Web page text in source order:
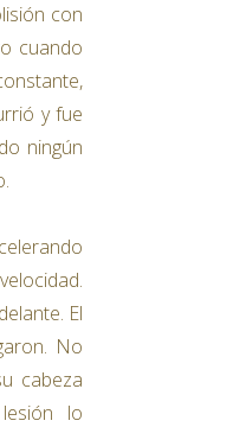
con
cuando
y fue
ningún
El
No
cabeza
lo